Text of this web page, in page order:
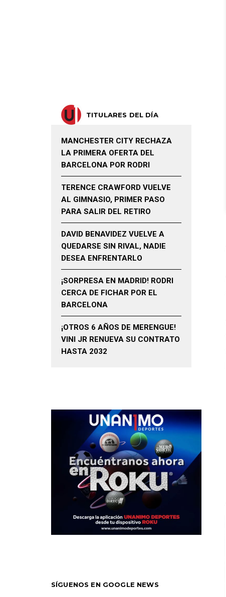
TITULARES DEL DÍA
MANCHESTER CITY RECHAZA
LA PRIMERA OFERTA DEL
BARCELONA POR RODRI
TERENCE CRAWFORD VUELVE
AL GIMNASIO, PRIMER PASO
PARA SALIR DEL RETIRO
DAVID BENAVIDEZ VUELVE A
QUEDARSE SIN RIVAL, NADIE
DESEA ENFRENTARLO
¡SORPRESA EN MADRID! RODRI
CERCA DE FICHAR POR EL
BARCELONA
¡OTROS 6 AÑOS DE MERENGUE!
VINI JR RENUEVA SU CONTRATO
HASTA 2032
SÍGUENOS EN GOOGLE NEWS